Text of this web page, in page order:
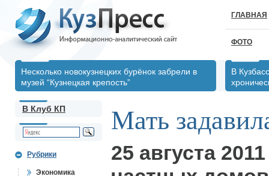
ГЛАВНАЯ
ФОТО
Несколько новокузнецких бурёнок забрели в
музей “Кузнецкая крепость”
В
В Клуб КП
Рубрики
Экономика
Мать
25 августа